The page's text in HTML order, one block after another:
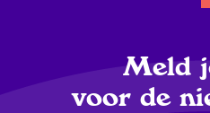
Meld
voor de